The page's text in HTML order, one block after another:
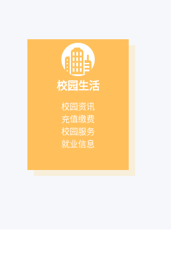
校园生活
校园资讯
充值缴费
校园服务
就业信息